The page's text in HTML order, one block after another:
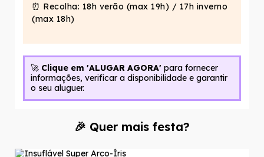
⏰ Recolha: 18h verão (max 19h) / 17h inverno
(max 18h)
🚀 Clique em 'ALUGAR AGORA' para fornecer
informações, verificar a disponibilidade e garantir
o seu aluguer.
🎉 Quer mais festa?